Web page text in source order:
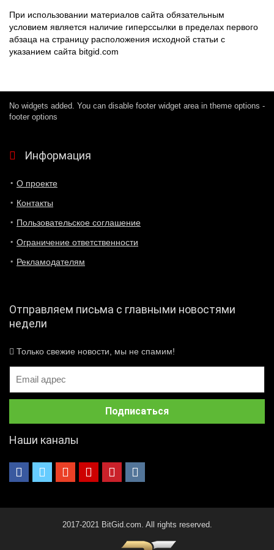
При использовании материалов сайта обязательным
условием является наличие гиперссылки в пределах первого
абзаца на страницу расположения исходной статьи с
указанием сайта bitgid.com
No widgets added. You can disable footer widget area in theme options -
footer options
Информация
О проекте
Контакты
Пользовательское соглашение
Ограничение ответственности
Рекламодателям
Отправляем письма с главными новостями
недели
Только свежие новости, мы не спамим!
Наши каналы
2017-2021 BitGid.com. All rights reserved.